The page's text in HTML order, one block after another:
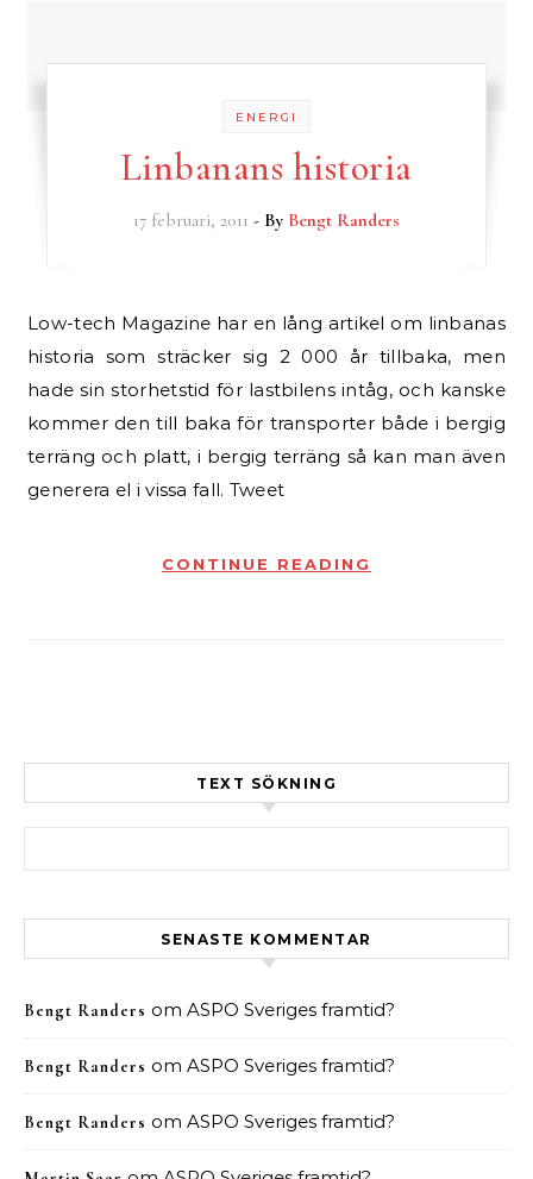
ENERGI
Linbanans historia
17 februari, 2011 - By Bengt Randers
Low-tech Magazine har en lång artikel om linbanas
historia som sträcker sig 2 000 år tillbaka, men
hade sin storhetstid för lastbilens intåg, och kanske
kommer den till baka för transporter både i bergig
terräng och platt, i bergig terräng så kan man även
generera el i vissa fall. Tweet
CONTINUE READING
TEXT SÖKNING
SENASTE KOMMENTAR
Bengt Randers om ASPO Sveriges framtid?
Bengt Randers om ASPO Sveriges framtid?
Bengt Randers om ASPO Sveriges framtid?